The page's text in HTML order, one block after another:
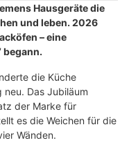
Hausgeräte die
und leben. 2026
– eine
begann.
die Küche
Das Jubiläum
der Marke für
es die Weichen für die
Wänden.